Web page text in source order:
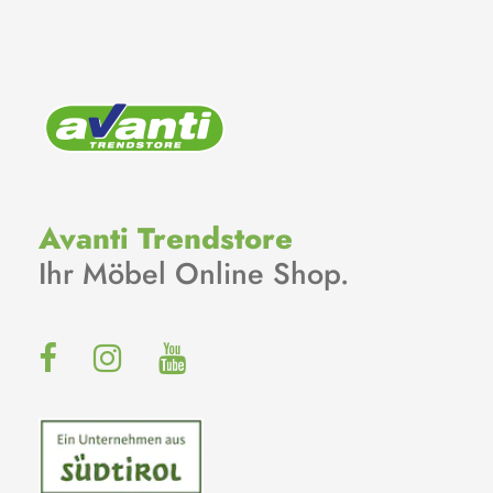
Avanti Trendstore
Ihr Möbel Online Shop.